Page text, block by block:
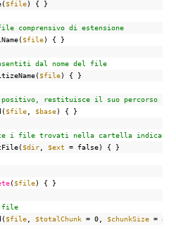
$file) { }
comprensivo di estensione
$file) { }
dal nome del file
$file) { }
restituisce il suo percorso
$file $base) { }
i file trovati nella cartella indicata
$dir $ext = false) { }
($file) { }
file
$file $totalChunk = 0, $chunkSize =